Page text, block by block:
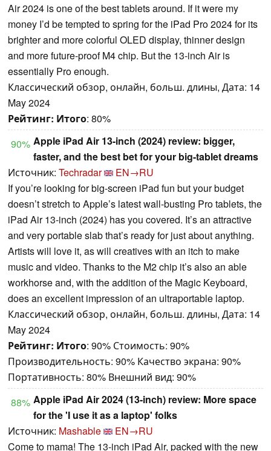
Air 2024 is one of the best tablets around. If it were my
money I’d be tempted to spring for the iPad Pro 2024 for its
brighter and more colorful OLED display, thinner design
and more future-proof M4 chip. But the 13-inch Air is
essentially Pro enough.
Классический обзор, онлайн, больш. длины, Дата: 14
May 2024
Рейтинг: Итого: 80%
90% Apple iPad Air 13-inch (2024) review: bigger,
faster, and the best bet for your big-tablet dreams
Источник: Techradar
EN→RU
If you’re looking for big-screen iPad fun but your budget
doesn’t stretch to Apple’s latest wall-busting Pro tablets, the
iPad Air 13-inch (2024) has you covered. It’s an attractive
and very portable slab that’s ready for just about anything.
Artists will love it, as will creatives with an itch to make
music and video. Thanks to the M2 chip it’s also an able
workhorse and, with the addition of the Magic Keyboard,
does an excellent impression of an ultraportable laptop.
Классический обзор, онлайн, больш. длины, Дата: 14
May 2024
Рейтинг: Итого: 90% Стоимость: 90%
Производительность: 90% Качество экрана: 90%
Портативность: 80% Внешний вид: 90%
88% Apple iPad Air 2024 (13-inch) review: More space
for the 'I use it as a laptop' folks
Источник: Mashable
EN→RU
Come to mama! The 13-inch iPad Air, packed with the new